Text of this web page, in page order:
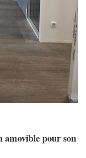
amovible pour son